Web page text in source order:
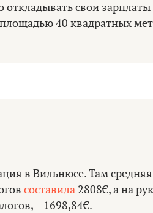
свои зарплаты
40 квадратных
в Вильнюсе. Там
составила 2808€, а на
– 1698,84€.